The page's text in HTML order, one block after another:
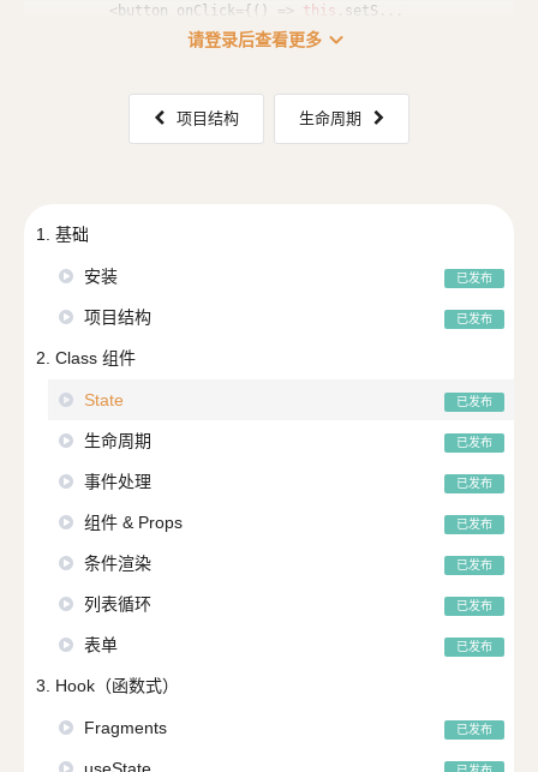
< button onClick= {() => this setS
请登录后查看更多 expand_more
项目结构 生命周期
1. 基础
安装 已发布
项目结构 已发布
2. Class 组件
State 已发布
生命周期 已发布
事件处理 已发布
组件 & Props 已发布
条件渲染 已发布
列表循环 已发布
表单 已发布
3. Hook（函数式）
Fragments 已发布
useState